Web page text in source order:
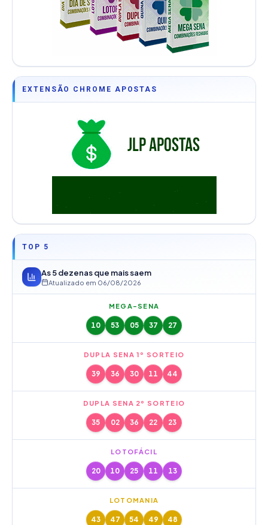
EXTENSÃO CHROME APOSTAS
TOP 5
As 5 dezenas que mais saem
Atualizado em 06/08/2026
MEGA-SENA
10 53 05 37 27
DUPLA SENA 1º SORTEIO
39 36 30 11 44
DUPLA SENA 2º SORTEIO
35 02 36 22 23
LOTOFÁCIL
20 10 25 11 13
LOTOMANIA
43 47 54 49 48